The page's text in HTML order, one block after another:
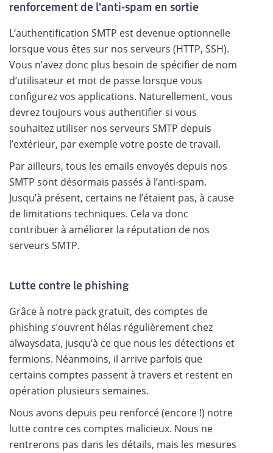
renforcement de l’anti-spam en sortie
L’authentification SMTP est devenue optionnelle
lorsque vous êtes sur nos serveurs (HTTP, SSH).
Vous n’avez donc plus besoin de spécifier de nom
d’utilisateur et mot de passe lorsque vous
configurez vos applications. Naturellement, vous
devrez toujours vous authentifier si vous
souhaitez utiliser nos serveurs SMTP depuis
l’extérieur, par exemple votre poste de travail.
Par ailleurs, tous les emails envoyés depuis nos
SMTP sont désormais passés à l’anti-spam.
Jusqu’à présent, certains ne l’étaient pas, à cause
de limitations techniques. Cela va donc
contribuer à améliorer la réputation de nos
serveurs SMTP.
Lutte contre le phishing
Grâce à notre pack gratuit, des comptes de
phishing s’ouvrent hélas régulièrement chez
alwaysdata, jusqu’à ce que nous les détections et
fermions. Néanmoins, il arrive parfois que
certains comptes passent à travers et restent en
opération plusieurs semaines.
Nous avons depuis peu renforcé (encore !) notre
lutte contre ces comptes malicieux. Nous ne
rentrerons pas dans les détails, mais les mesures